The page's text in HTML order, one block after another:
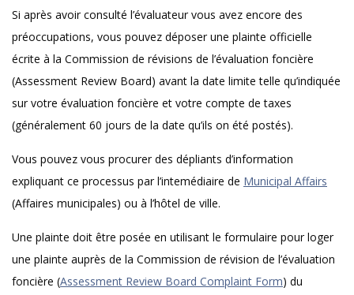
Si après avoir consulté l’évaluateur vous avez encore des
préoccupations, vous pouvez déposer une plainte officielle
écrite à la Commission de révisions de l’évaluation foncière
(Assessment Review Board) avant la date limite telle qu’indiquée
sur votre évaluation foncière et votre compte de taxes
(généralement 60 jours de la date qu’ils on été postés).
Vous pouvez vous procurer des dépliants d’information
expliquant ce processus par l’intemédiaire de Municipal Affairs
(Affaires municipales) ou à l’hôtel de ville.
Une plainte doit être posée en utilisant le formulaire pour loger
une plainte auprès de la Commission de révision de l’évaluation
foncière (Assessment Review Board Complaint Form) du